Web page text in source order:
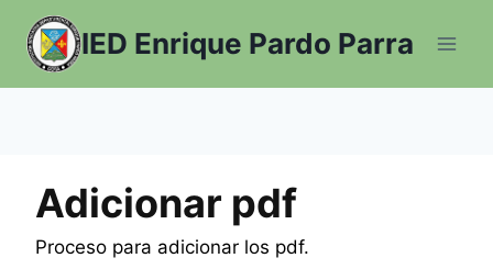
Saltar
contenido
IED Enrique Pardo Parra
Adicionar pdf
Proceso para adicionar los pdf.